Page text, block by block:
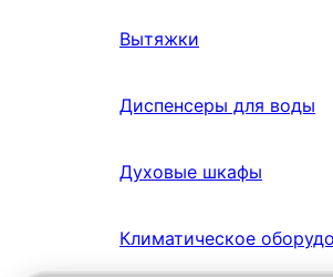
Вытяжки
Диспенсеры для воды
Духовые шкафы
Климатическое